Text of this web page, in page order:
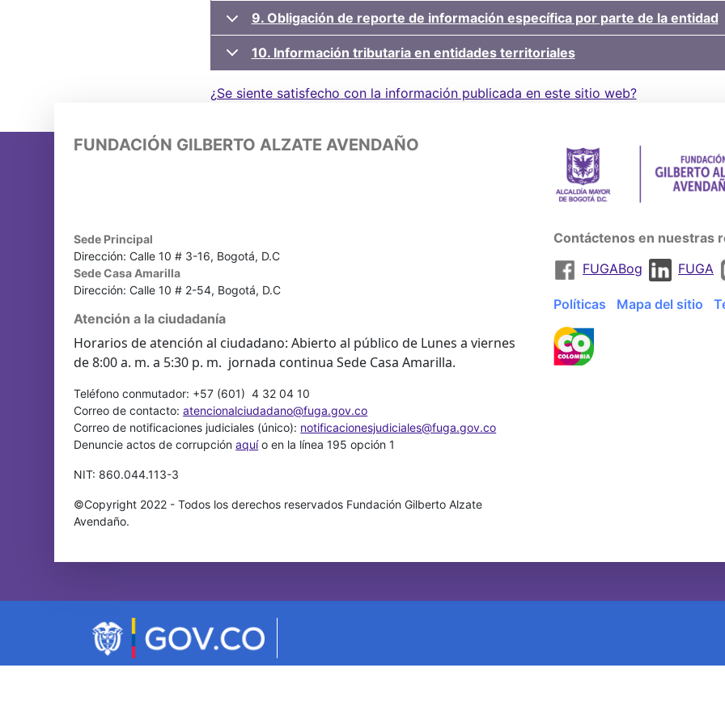
9. Obligación de reporte de información específica por parte de la entidad
10. Información tributaria en entidades territoriales
¿Se siente satisfecho con la información publicada en este sitio web?
FUNDACIÓN GILBERTO ALZATE AVENDAÑO
Sede Principal
Dirección: Calle 10 # 3-16, Bogotá, D.C
Sede Casa Amarilla
Dirección: Calle 10 # 2-54, Bogotá, D.C
Atención a la ciudadanía
Horarios de atención al ciudadano: Abierto al público de Lunes a viernes
de 8:00 a. m. a 5:30 p. m. jornada continua Sede Casa Amarilla.
Teléfono conmutador: +57 (601) 4 32 04 10
Correo de contacto:atencionalciudadano@fuga.gov.co
Correo de notificaciones judiciales (único): notificacionesjudiciales@fuga.gov.co
Denuncie actos de corrupciónaquío en la línea 195 opción 1
NIT: 860.044.113-3
©Copyright 2022 - Todos los derechos reservados Fundación Gilberto Alzate
Avendaño.
Contáctenos en nuestras
FUGABog
FUGA
Políticas Mapa del sitio